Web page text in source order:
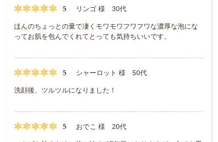
5 リンゴ 様 30代
ほんのちょっとの量で凄くモワモワフワフワな濃厚な泡にな
ってお肌を包んでくれてとっても気持ちいいです。
5 シャーロット 様 50代
洗顔後、ツルツルになりました！
5 おでこ 様 20代